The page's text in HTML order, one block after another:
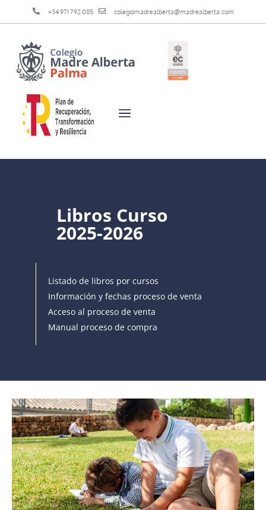
+34 971 792 085 colegiomadrealberta@madrealberta.com
Libros Curso
2025-2026
Listado de libros por cursos
Información y fechas proceso de venta
Acceso al proceso de venta
Manual proceso de compra